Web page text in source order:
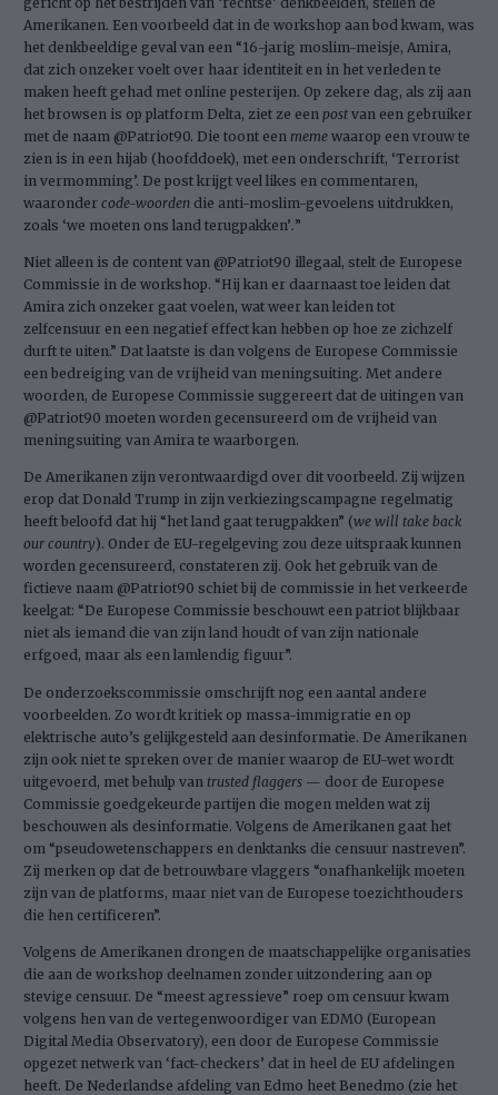
Amerikanen. Een voorbeeld dat in de workshop aan bod kwam, was
het denkbeeldige geval van een “16-jarig moslim-meisje, Amira,
dat zich onzeker voelt over haar identiteit en in het verleden te
maken heeft gehad met online pesterijen. Op zekere dag, als zij aan
het browsen is op platform Delta, ziet ze een post van een gebruiker
met de naam @Patriot90. Die toont een meme waarop een vrouw te
zien is in een hijab (hoofddoek), met een onderschrift, ‘Terrorist
in vermomming’. De post krijgt veel likes en commentaren,
waaronder code-woorden die anti-moslim-gevoelens uitdrukken,
zoals ‘we moeten ons land terugpakken’.”
Niet alleen is de content van @Patriot90 illegaal, stelt de Europese
Commissie in de workshop. “Hij kan er daarnaast toe leiden dat
Amira zich onzeker gaat voelen, wat weer kan leiden tot
zelfcensuur en een negatief effect kan hebben op hoe ze zichzelf
durft te uiten.” Dat laatste is dan volgens de Europese Commissie
een bedreiging van de vrijheid van meningsuiting. Met andere
woorden, de Europese Commissie suggereert dat de uitingen van
@Patriot90 moeten worden gecensureerd om de vrijheid van
meningsuiting van Amira te waarborgen.
De Amerikanen zijn verontwaardigd over dit voorbeeld. Zij wijzen
erop dat Donald Trump in zijn verkiezingscampagne regelmatig
heeft beloofd dat hij “het land gaat terugpakken” (we will take back
our country). Onder de EU-regelgeving zou deze uitspraak kunnen
worden gecensureerd, constateren zij. Ook het gebruik van de
fictieve naam @Patriot90 schiet bij de commissie in het verkeerde
keelgat: “De Europese Commissie beschouwt een patriot blijkbaar
niet als iemand die van zijn land houdt of van zijn nationale
erfgoed, maar als een lamlendig figuur”.
De onderzoekscommissie omschrijft nog een aantal andere
voorbeelden. Zo wordt kritiek op ­massa-immigratie en op
elektrische auto’s gelijkgesteld aan desinformatie. De Amerikanen
zijn ook niet te spreken over de manier waarop de EU-wet wordt
uitgevoerd, met behulp van trusted flaggers — door de Europese
Commissie goedgekeurde partijen die mogen melden wat zij
beschouwen als desinformatie. Volgens de Amerikanen gaat het
om “pseudowetenschappers en denktanks die censuur nastreven”.
Zij merken op dat de betrouwbare vlaggers “onafhankelijk moeten
zijn van de platforms, maar niet van de Europese toezichthouders
die hen certificeren”.
Volgens de Amerikanen drongen de maatschappelijke organisaties
die aan de workshop deelnamen zonder uitzondering aan op
stevige censuur. De “meest agressieve” roep om censuur kwam
volgens hen van de vertegenwoordiger van EDMO (European
Digital Media Observatory), een door de Europese Commissie
opgezet netwerk van ‘fact-checkers’ dat in heel de EU afdelingen
heeft. De Nederlandse afdeling van Edmo heet Benedmo (zie het